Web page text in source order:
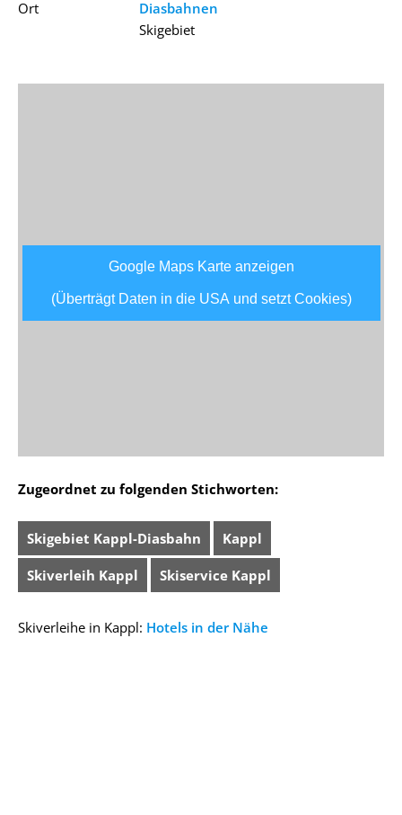
Ort
Diasbahnen
Skigebiet
Google Maps Karte anzeigen
(Überträgt Daten in die USA und setzt Cookies)
Zugeordnet zu folgenden Stichworten:
Skigebiet Kappl-Diasbahn Kappl
Skiverleih Kappl Skiservice Kappl
Skiverleihe in Kappl: Hotels in der Nähe